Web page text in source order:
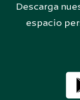
Descarga
espacio